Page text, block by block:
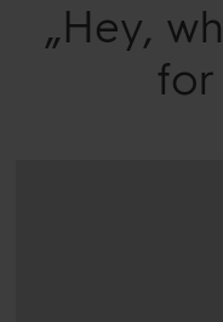
„Hey,
for